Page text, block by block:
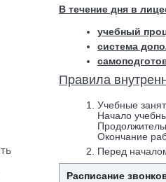
В течение дня в
учебный
система
Правила
Учебные
Начало
Окончание
Перед
Расписание